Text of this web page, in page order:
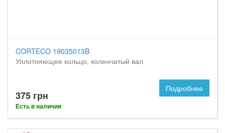
CORTECO 19035013B
Уплотняющее кольцо, коленчатый вал
375 грн
Есть в наличии
Подробнее